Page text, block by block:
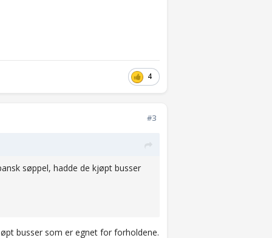
4
#3
søppel, hadde de kjøpt busser
busser som er egnet for forholdene.